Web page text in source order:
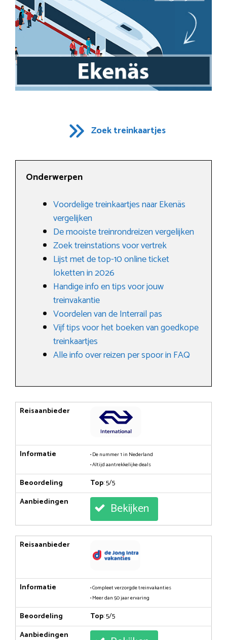
Zoek treinkaartjes
Onderwerpen
Voordelige treinkaartjes naar Ekenäs
vergelijken
De mooiste treinrondreizen vergelijken
Zoek treinstations voor vertrek
Lijst met de top-10 online ticket
loketten in 2026
Handige info en tips voor jouw
treinvakantie
Voordelen van de Interrail pas
Vijf tips voor het boeken van goedkope
treinkaartjes
Alle info over reizen per spoor in FAQ
Reisaanbieder
Informatie
• De nummer 1 in Nederland
• Altijd aantrekkelijke deals
Beoordeling Top: 5/5
Aanbiedingen
Bekijken
Reisaanbieder
Informatie
• Compleet verzorgde treinvakanties
• Meer dan 50 jaar ervaring
Beoordeling Top: 5/5
Aanbiedingen